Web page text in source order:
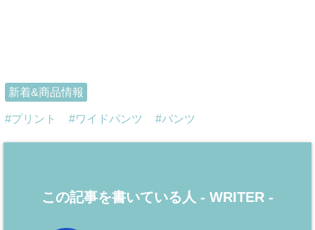
新着&商品情報
プリント ワイドパンツ パンツ
この記事を書いている人 - WRITER -